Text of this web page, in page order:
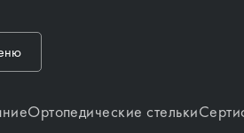
Ортопедические стельки